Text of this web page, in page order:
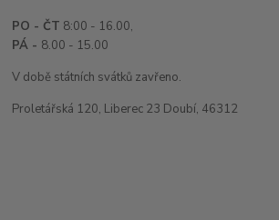
PO - ČT 8:00 - 16.00,
PÁ - 8.00 - 15.00
V době státních svátků zavřeno.
Proletářská 120, Liberec 23 Doubí, 46312